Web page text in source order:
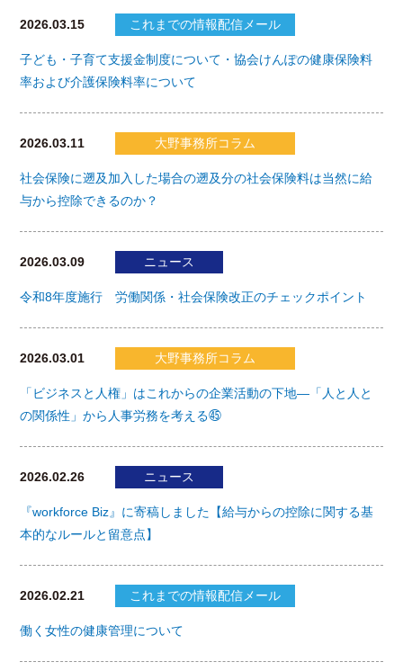
2026.03.15 これまでの情報配信メール
子ども・子育て支援金制度について・協会けんぽの健康保険料
率および介護保険料率について
2026.03.11 大野事務所コラム
社会保険に遡及加入した場合の遡及分の社会保険料は当然に給
与から控除できるのか？
2026.03.09 ニュース
令和8年度施行 労働関係・社会保険改正のチェックポイント
2026.03.01 大野事務所コラム
「ビジネスと人権」はこれからの企業活動の下地―「人と人と
の関係性」から人事労務を考える㊺
2026.02.26 ニュース
『workforce Biz』に寄稿しました【給与からの控除に関する基
本的なルールと留意点】
2026.02.21 これまでの情報配信メール
働く女性の健康管理について